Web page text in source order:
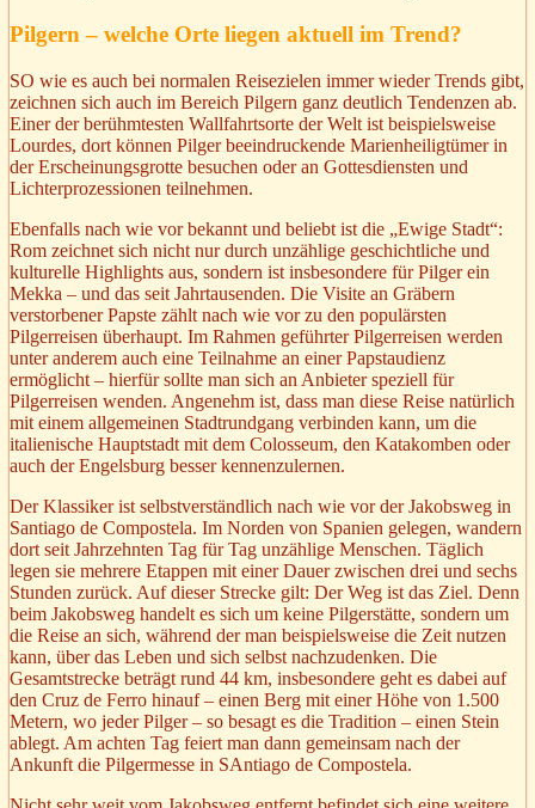
Pilgern – welche Orte liegen aktuell im Trend?
SO wie es auch bei normalen Reisezielen immer wieder Trends gibt,
zeichnen sich auch im Bereich Pilgern ganz deutlich Tendenzen ab.
Einer der berühmtesten Wallfahrtsorte der Welt ist beispielsweise
Lourdes, dort können Pilger beeindruckende Marienheiligtümer in
der Erscheinungsgrotte besuchen oder an Gottesdiensten und
Lichterprozessionen teilnehmen.
Ebenfalls nach wie vor bekannt und beliebt ist die „Ewige Stadt“:
Rom zeichnet sich nicht nur durch unzählige geschichtliche und
kulturelle Highlights aus, sondern ist insbesondere für Pilger ein
Mekka – und das seit Jahrtausenden. Die Visite an Gräbern
verstorbener Papste zählt nach wie vor zu den populärsten
Pilgerreisen überhaupt. Im Rahmen geführter Pilgerreisen werden
unter anderem auch eine Teilnahme an einer Papstaudienz
ermöglicht – hierfür sollte man sich an Anbieter speziell für
Pilgerreisen wenden. Angenehm ist, dass man diese Reise natürlich
mit einem allgemeinen Stadtrundgang verbinden kann, um die
italienische Hauptstadt mit dem Colosseum, den Katakomben oder
auch der Engelsburg besser kennenzulernen.
Der Klassiker ist selbstverständlich nach wie vor der Jakobsweg in
Santiago de Compostela. Im Norden von Spanien gelegen, wandern
dort seit Jahrzehnten Tag für Tag unzählige Menschen. Täglich
legen sie mehrere Etappen mit einer Dauer zwischen drei und sechs
Stunden zurück. Auf dieser Strecke gilt: Der Weg ist das Ziel. Denn
beim Jakobsweg handelt es sich um keine Pilgerstätte, sondern um
die Reise an sich, während der man beispielsweise die Zeit nutzen
kann, über das Leben und sich selbst nachzudenken. Die
Gesamtstrecke beträgt rund 44 km, insbesondere geht es dabei auf
den Cruz de Ferro hinauf – einen Berg mit einer Höhe von 1.500
Metern, wo jeder Pilger – so besagt es die Tradition – einen Stein
ablegt. Am achten Tag feiert man dann gemeinsam nach der
Ankunft die Pilgermesse in SAntiago de Compostela.